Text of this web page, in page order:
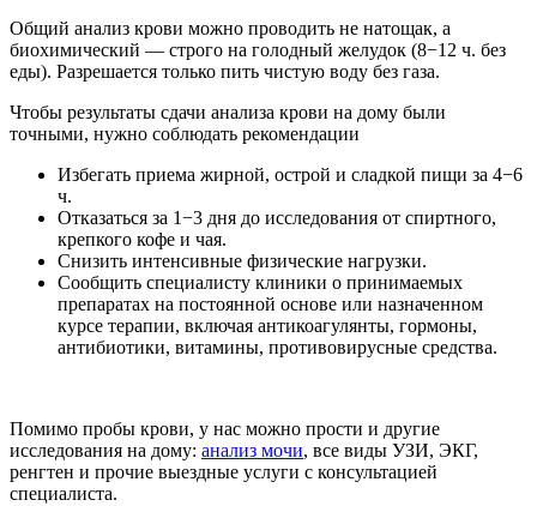
Общий анализ крови можно проводить не натощак, а
биохимический — строго на голодный желудок (8−12 ч. без
еды). Разрешается только пить чистую воду без газа.
Чтобы результаты сдачи анализа крови на дому были
точными, нужно соблюдать рекомендации
Избегать приема жирной, острой и сладкой пищи за 4−6
ч.
Отказаться за 1−3 дня до исследования от спиртного,
крепкого кофе и чая.
Снизить интенсивные физические нагрузки.
Сообщить специалисту клиники о принимаемых
препаратах на постоянной основе или назначенном
курсе терапии, включая антикоагулянты, гормоны,
антибиотики, витамины, противовирусные средства.
Помимо пробы крови, у нас можно прости и другие
исследования на дому: анализ мочи, все виды УЗИ, ЭКГ,
ренгтен и прочие выездные услуги с консультацией
специалиста.